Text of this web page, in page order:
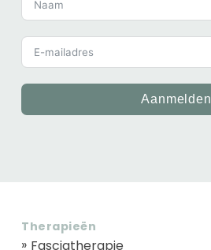
Aanmelden
Therapieën
Fasciatherapie